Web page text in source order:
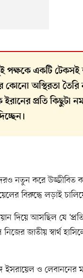
একটি টেকসই
অস্থিরতা তৈরি
ইরানের প্রতি কিছুটা
নতুন করে উজ্জীবিত
বিরুদ্ধে লড়াই
দিয়ে আসছিল যে
জাতীয় স্বার্থ
ইসরায়েল ও লেবাননের